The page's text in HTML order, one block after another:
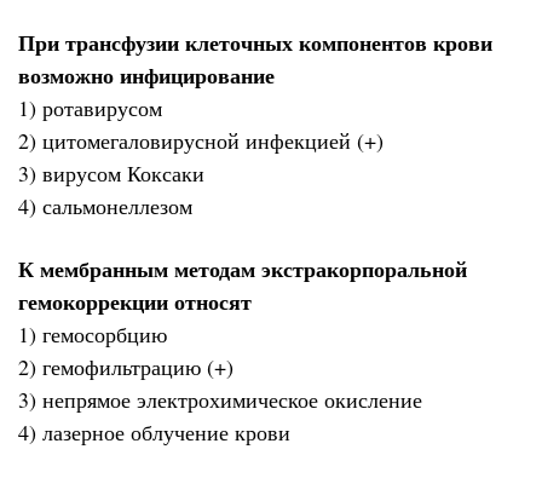
При трансфузии клеточных компонентов крови
возможно инфицирование
1) ротавирусом
2) цитомегаловирусной инфекцией (+)
3) вирусом Коксаки
4) сальмонеллезом
К мембранным методам экстракорпоральной
гемокоррекции относят
1) гемосорбцию
2) гемофильтрацию (+)
3) непрямое электрохимическое окисление
4) лазерное облучение крови